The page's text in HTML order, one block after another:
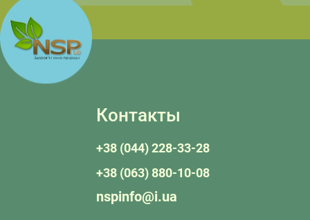
Контакты
+38 (044) 228-33-28
+38 (063) 880-10-08
nspinfo@i.ua